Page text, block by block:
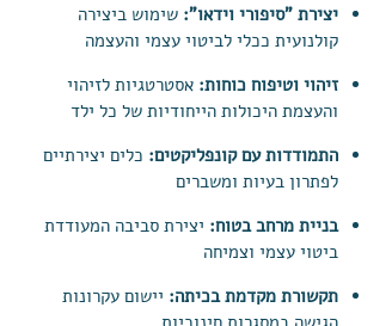
יצירת "סיפורי וידאו": שימוש ביצירה
קולנועית ככלי לביטוי עצמי והעצמה
זיהוי וטיפוח כוחות: אסטרטגיות לזיהוי
והעצמת היכולות הייחודיות של כל ילד
התמודדות עם קונפליקטים: כלים יצירתיים
לפתרון בעיות ומשברים
בניית מרחב בטוח: יצירת סביבה המעודדת
ביטוי עצמי וצמיחה
תקשורת מקדמת בכיתה: יישום עקרונות